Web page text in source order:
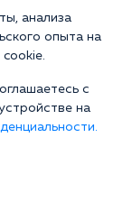
анализа
опыта на
cookie.
с
на